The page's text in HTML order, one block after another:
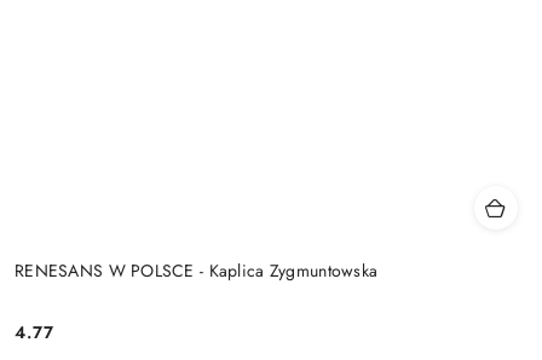
RENESANS W POLSCE - Kaplica Zygmuntowska
Cena:
4.77